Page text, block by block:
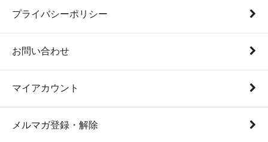
プライバシーポリシー
お問い合わせ
マイアカウント
メルマガ登録・解除